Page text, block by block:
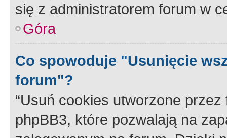
się z administratorem forum w
Góra
Co spowoduje "Usunięcie
forum"?
“Usuń cookies utworzone
phpBB3, które pozwalają na